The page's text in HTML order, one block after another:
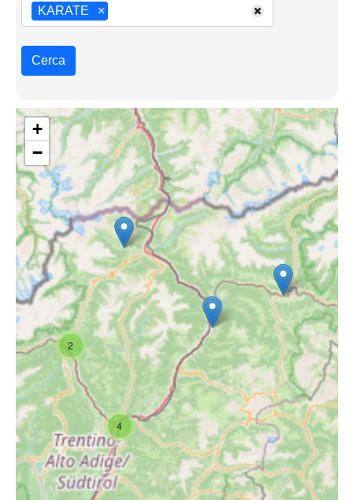
×
KARATE
Cerca
2
4
+
−